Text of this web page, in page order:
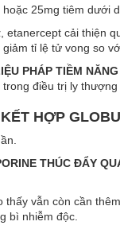
25mg tiêm dưới
etanercept cải thiện
tỉ lệ tử vong so
PHÁP TIỀM NĂNG
điều trị ly thượng
HỢP
THÚC ĐẨY
thấy vẫn còn cần
bì nhiễm độc.